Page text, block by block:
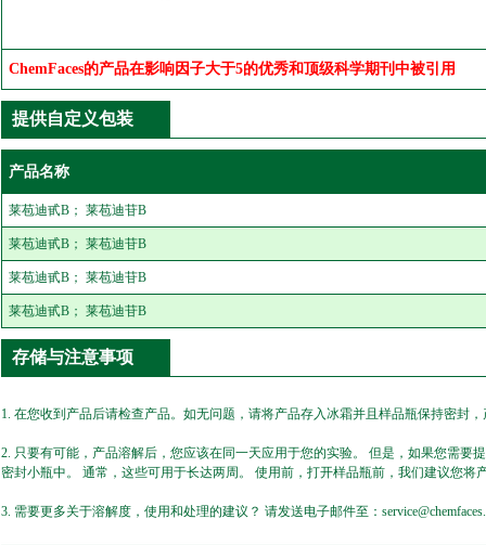
ChemFaces的产品在影响因子大于5的优秀和顶级科学期刊中被引用
提供自定义包装
产品名称
莱苞迪甙B； 莱苞迪苷B
莱苞迪甙B； 莱苞迪苷B
莱苞迪甙B； 莱苞迪苷B
莱苞迪甙B； 莱苞迪苷B
存储与注意事项
1. 在您收到产品后请检查产品。如无问题，请将产品存入冰霜并且样品瓶保持密封
2. 只要有可能，产品溶解后，您应该在同一天应用于您的实验。 但是，如果您需
密封小瓶中。 通常，这些可用于长达两周。 使用前，打开样品瓶前，我们建议您将
3. 需要更多关于溶解度，使用和处理的建议？ 请发送电子邮件至：